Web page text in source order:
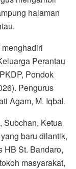
halaman
Perantau
Pondok
Pengurus
Agam, M. Iqbal.
Subchan, Ketua
baru dilantik,
HB St. Bandaro,
masyarakat,